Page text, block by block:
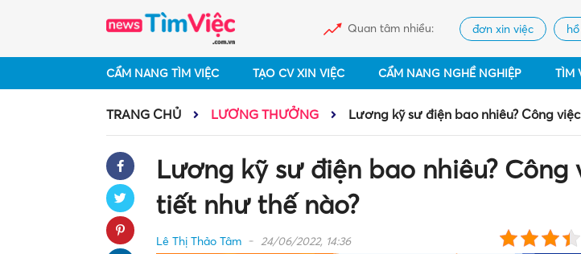
Quan tâm nhiều: đơn xin việc
CẨM NANG TÌM VIỆC TẠO CV XIN VIỆC CẨM NANG NGHỀ NGHIỆP TÌM
TRANG CHỦ LƯƠNG THƯỞNG Lương kỹ sư điện bao nhiêu? Công
Lương kỹ sư điện bao nhiêu? Công
tiết như thế nào?
Lê Thị Thảo Tâm 24/06/2022, 14:36